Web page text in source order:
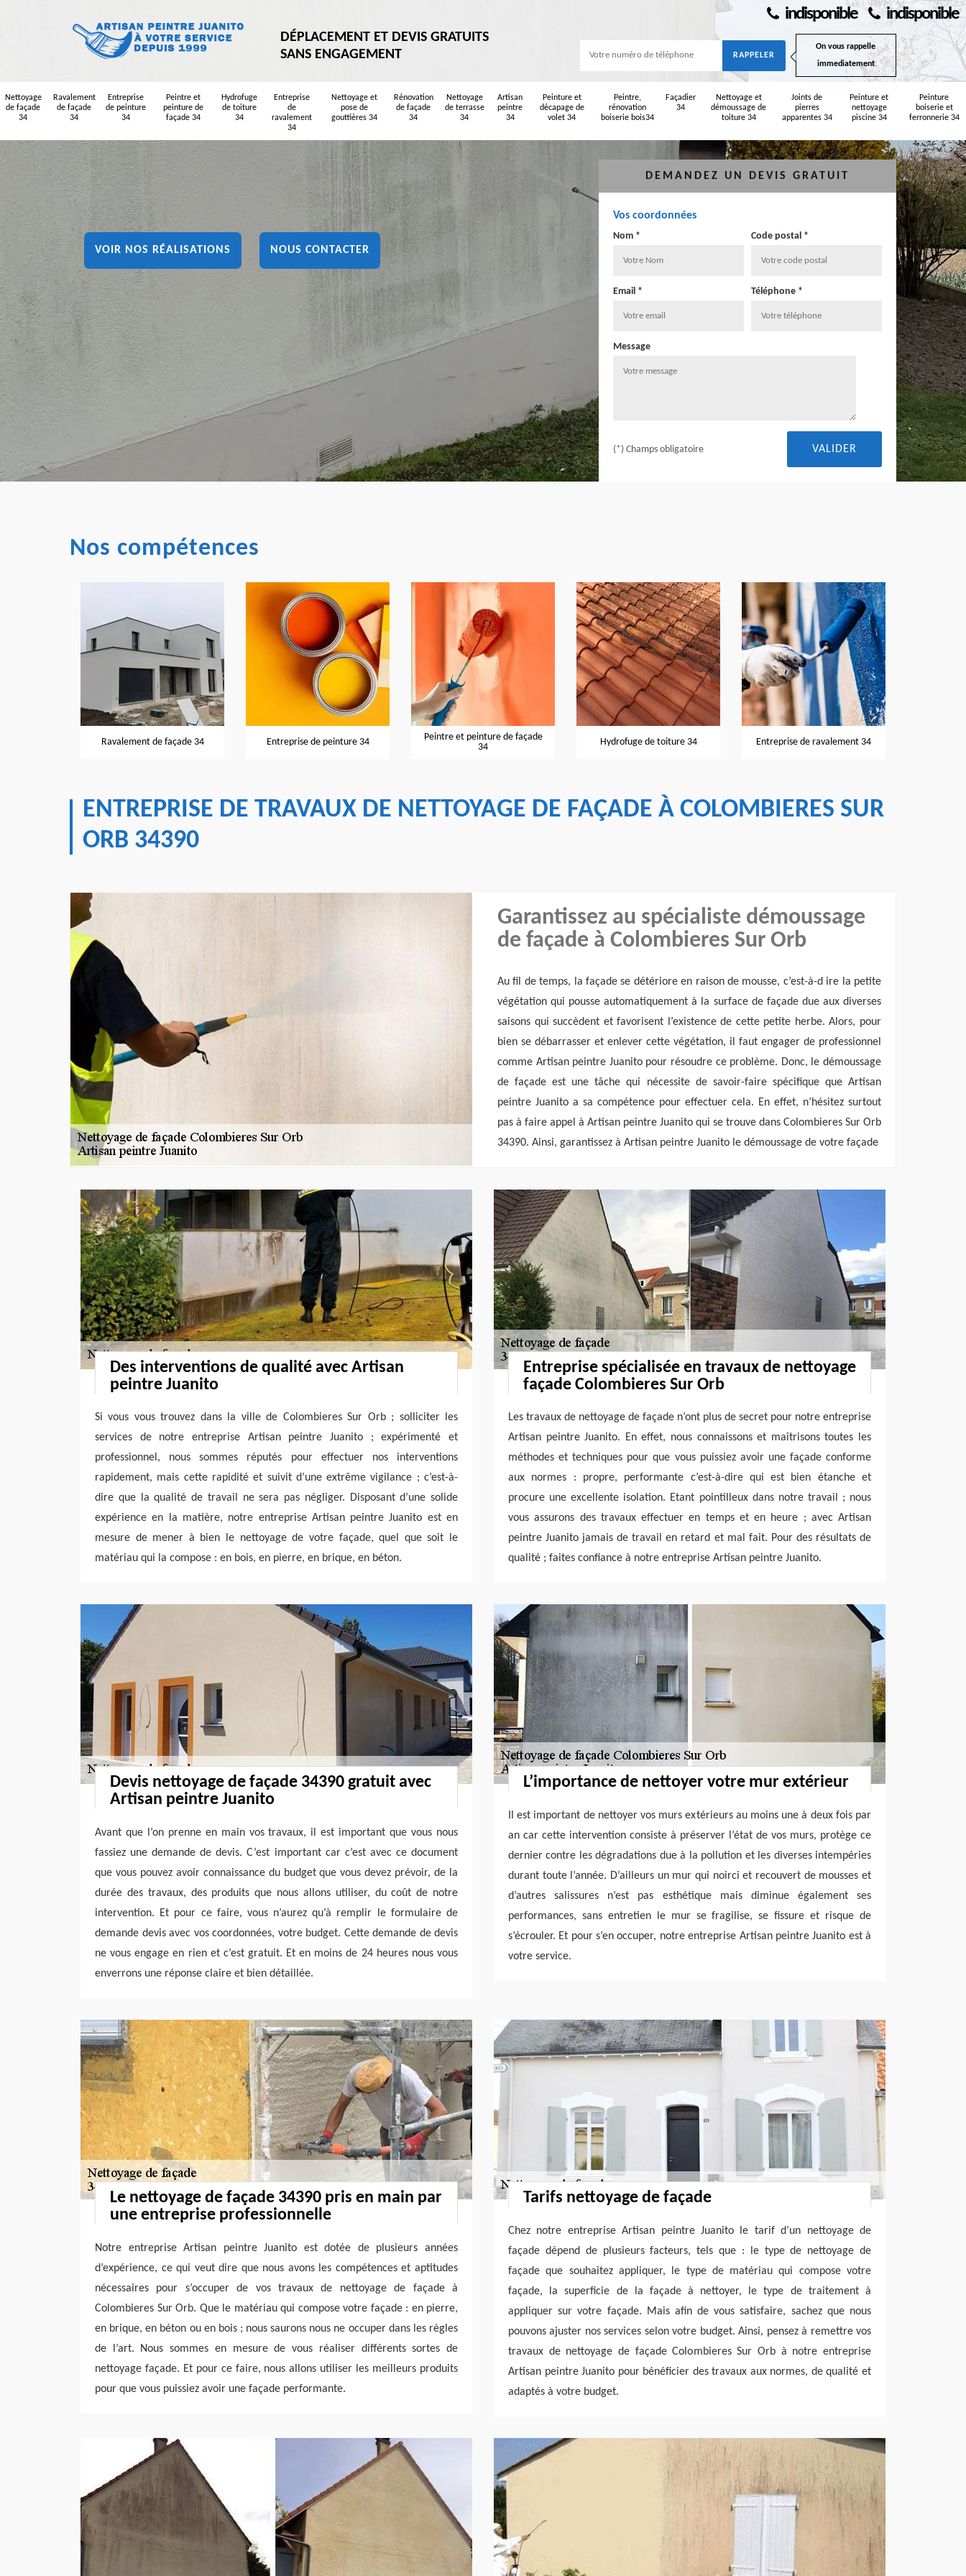
indisponible indisponible
DÉPLACEMENT ET DEVIS GRATUITS
SANS ENGAGEMENT
On vous rappelle
immediatement
Nettoyage
de façade
34
Ravalement
de façade
34
Entreprise
de peinture
34
Peintre et
peinture de
façade 34
Hydrofuge
de toiture
34
Entreprise
de
ravalement
34
Nettoyage et
pose de
gouttières 34
Rénovation
de façade
34
Nettoyage
de terrasse
34
Artisan
peintre
34
Peinture et
décapage de
volet 34
Peintre,
rénovation
boiserie bois34
Façadier
34
Nettoyage et
démoussage de
toiture 34
Joints de
pierres
apparentes 34
Peinture et
nettoyage
piscine 34
Peinture
boiserie et
ferronnerie 34
VOIR NOS RÉALISATIONS NOUS CONTACTER
DEMANDEZ UN DEVIS GRATUIT
Vos coordonnées
Nom * Code postal *
Email * Téléphone *
Message
(*) Champs obligatoire
Nos compétences
Entreprise de peinture 34
Peintre et peinture de façade
34
Hydrofuge de toiture 34 Entreprise de ravalement 34
Nettoyage et pose de gouttières
34
ENTREPRISE DE TRAVAUX DE NETTOYAGE DE FAÇADE À COLOMBIERES SUR
ORB 34390
Garantissez au spécialiste démoussage
de façade à Colombieres Sur Orb
Au fil de temps, la façade se détériore en raison de mousse, c’est-à-d ire la petite
végétation qui pousse automatiquement à la surface de façade due aux diverses
saisons qui succèdent et favorisent l’existence de cette petite herbe. Alors, pour
bien se débarrasser et enlever cette végétation, il faut engager de professionnel
comme Artisan peintre Juanito pour résoudre ce problème. Donc, le démoussage
de façade est une tâche qui nécessite de savoir-faire spécifique que Artisan
peintre Juanito a sa compétence pour effectuer cela. En effet, n’hésitez surtout
pas à faire appel à Artisan peintre Juanito qui se trouve dans Colombieres Sur Orb
34390. Ainsi, garantissez à Artisan peintre Juanito le démoussage de votre façade
Des interventions de qualité avec Artisan
peintre Juanito
Si vous vous trouvez dans la ville de Colombieres Sur Orb ; solliciter les
services de notre entreprise Artisan peintre Juanito ; expérimenté et
professionnel, nous sommes réputés pour effectuer nos interventions
rapidement, mais cette rapidité et suivit d’une extrême vigilance ; c’est-à-
dire que la qualité de travail ne sera pas négliger. Disposant d’une solide
expérience en la matière, notre entreprise Artisan peintre Juanito est en
mesure de mener à bien le nettoyage de votre façade, quel que soit le
matériau qui la compose : en bois, en pierre, en brique, en béton.
Entreprise spécialisée en travaux de nettoyage
façade Colombieres Sur Orb
Les travaux de nettoyage de façade n’ont plus de secret pour notre entreprise
Artisan peintre Juanito. En effet, nous connaissons et maîtrisons toutes les
méthodes et techniques pour que vous puissiez avoir une façade conforme
aux normes : propre, performante c’est-à-dire qui est bien étanche et
procure une excellente isolation. Etant pointilleux dans notre travail ; nous
vous assurons des travaux effectuer en temps et en heure ; avec Artisan
peintre Juanito jamais de travail en retard et mal fait. Pour des résultats de
qualité ; faites confiance à notre entreprise Artisan peintre Juanito.
Devis nettoyage de façade 34390 gratuit avec
Artisan peintre Juanito
Avant que l’on prenne en main vos travaux, il est important que vous nous
fassiez une demande de devis. C’est important car c’est avec ce document
que vous pouvez avoir connaissance du budget que vous devez prévoir, de la
durée des travaux, des produits que nous allons utiliser, du coût de notre
intervention. Et pour ce faire, vous n’aurez qu’à remplir le formulaire de
demande devis avec vos coordonnées, votre budget. Cette demande de devis
ne vous engage en rien et c’est gratuit. Et en moins de 24 heures nous vous
enverrons une réponse claire et bien détaillée.
L’importance de nettoyer votre mur extérieur
Il est important de nettoyer vos murs extérieurs au moins une à deux fois par
an car cette intervention consiste à préserver l’état de vos murs, protège ce
dernier contre les dégradations due à la pollution et les diverses intempéries
durant toute l’année. D’ailleurs un mur qui noirci et recouvert de mousses et
d’autres salissures n’est pas esthétique mais diminue également ses
performances, sans entretien le mur se fragilise, se fissure et risque de
s’écrouler. Et pour s’en occuper, notre entreprise Artisan peintre Juanito est à
votre service.
Le nettoyage de façade 34390 pris en main par
une entreprise professionnelle
Notre entreprise Artisan peintre Juanito est dotée de plusieurs années
d’expérience, ce qui veut dire que nous avons les compétences et aptitudes
nécessaires pour s’occuper de vos travaux de nettoyage de façade à
Colombieres Sur Orb. Que le matériau qui compose votre façade : en pierre,
en brique, en béton ou en bois ; nous saurons nous ne occuper dans les règles
de l’art. Nous sommes en mesure de vous réaliser différents sortes de
nettoyage façade. Et pour ce faire, nous allons utiliser les meilleurs produits
pour que vous puissiez avoir une façade performante.
Tarifs nettoyage de façade
Chez notre entreprise Artisan peintre Juanito le tarif d’un nettoyage de
façade dépend de plusieurs facteurs, tels que : le type de nettoyage de
façade que souhaitez appliquer, le type de matériau qui compose votre
façade, la superficie de la façade à nettoyer, le type de traitement à
appliquer sur votre façade. Mais afin de vous satisfaire, sachez que nous
pouvons ajuster nos services selon votre budget. Ainsi, pensez à remettre vos
travaux de nettoyage de façade Colombieres Sur Orb à notre entreprise
Artisan peintre Juanito pour bénéficier des travaux aux normes, de qualité et
adaptés à votre budget.